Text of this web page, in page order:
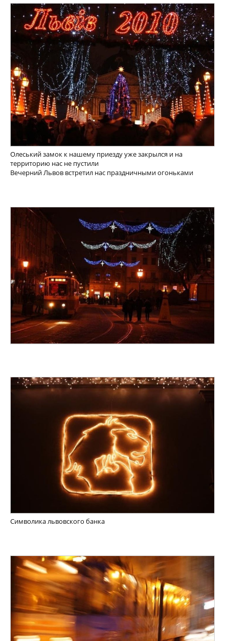
Олеський замок к нашему приезду уже закрылся и на
территорию нас не пустили
Вечерний Львов встретил нас праздничными огоньками
Символика львовского банка